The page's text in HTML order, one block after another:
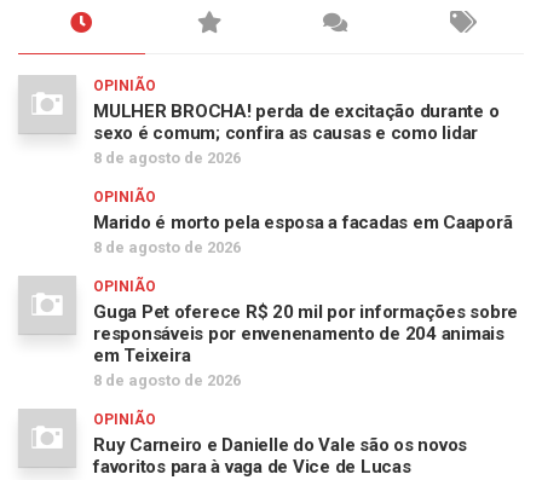
OPINIÃO
MULHER BROCHA! perda de excitação durante o
sexo é comum; confira as causas e como lidar
8 de agosto de 2026
OPINIÃO
Marido é morto pela esposa a facadas em Caaporã
8 de agosto de 2026
OPINIÃO
Guga Pet oferece R$ 20 mil por informações sobre
responsáveis por envenenamento de 204 animais
em Teixeira
8 de agosto de 2026
OPINIÃO
Ruy Carneiro e Danielle do Vale são os novos
favoritos para à vaga de Vice de Lucas